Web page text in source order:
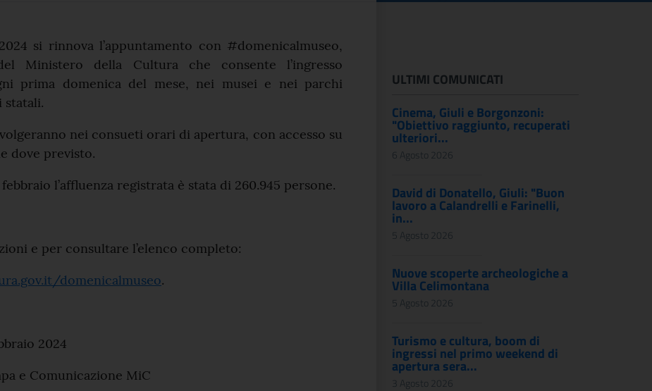
comunicato
si rinnova l’appuntamento con #domenicalmuseo,
Ministero della Cultura che consente l’ingresso
prima domenica del mese, nei musei e nei parchi
statali.
nei consueti orari di apertura, con accesso su
dove previsto.
l’affluenza registrata è stata di 260.945 persone.
e per consultare l’elenco completo:
domenicalmuseo.
2024
e Comunicazione MiC
ULTIMI COMUNICATI
Cinema, Giuli e Borgonzoni:
"Obiettivo raggiunto, recuperati
ulteriori...
6 Agosto 2026
David di Donatello, Giuli: "Buon
lavoro a Calandrelli e Farinelli,
in...
5 Agosto 2026
Nuove scoperte archeologiche a
Villa Celimontana
5 Agosto 2026
Turismo e cultura, boom di
ingressi nel primo weekend di
apertura sera...
3 Agosto 2026